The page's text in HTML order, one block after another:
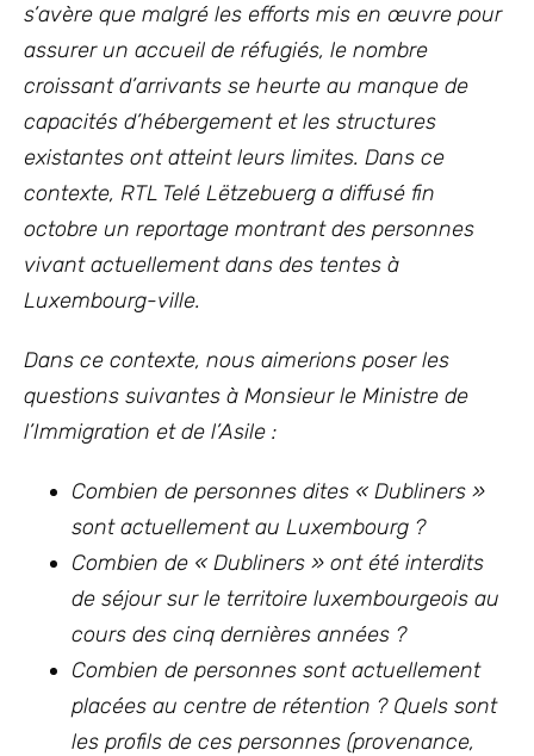
s’avère que malgré les efforts mis en œuvre pour
assurer un accueil de réfugiés, le nombre
croissant d’arrivants se heurte au manque de
capacités d’hébergement et les structures
existantes ont atteint leurs limites. Dans ce
contexte, RTL Telé Lëtzebuerg a diffusé fin
octobre un reportage montrant des personnes
vivant actuellement dans des tentes à
Luxembourg-ville.
Dans ce contexte, nous aimerions poser les
questions suivantes à Monsieur le Ministre de
l’Immigration et de l’Asile :
Combien de personnes dites « Dubliners »
sont actuellement au Luxembourg ?
Combien de « Dubliners » ont été interdits
de séjour sur le territoire luxembourgeois au
cours des cinq dernières années ?
Combien de personnes sont actuellement
placées au centre de rétention ? Quels sont
les profils de ces personnes (provenance,